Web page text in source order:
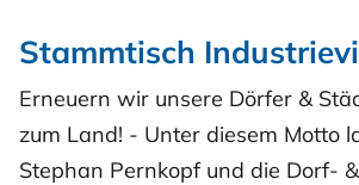
Stammtisch
Erneuern wir unsere Dörfer &
zum Land! - Unter diesem Motto
Stephan Pernkopf und die Dorf- &